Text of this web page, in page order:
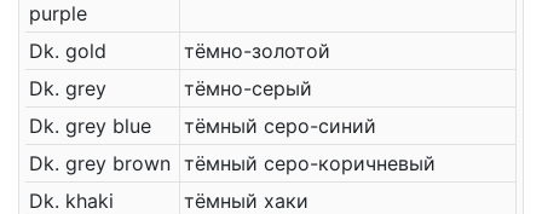
purple
Dk. gold
тёмно-золотой
Dk. grey
тёмно-серый
Dk. grey blue
тёмный серо-синий
Dk. grey brown тёмный серо-коричневый
Dk. khaki
тёмный хаки